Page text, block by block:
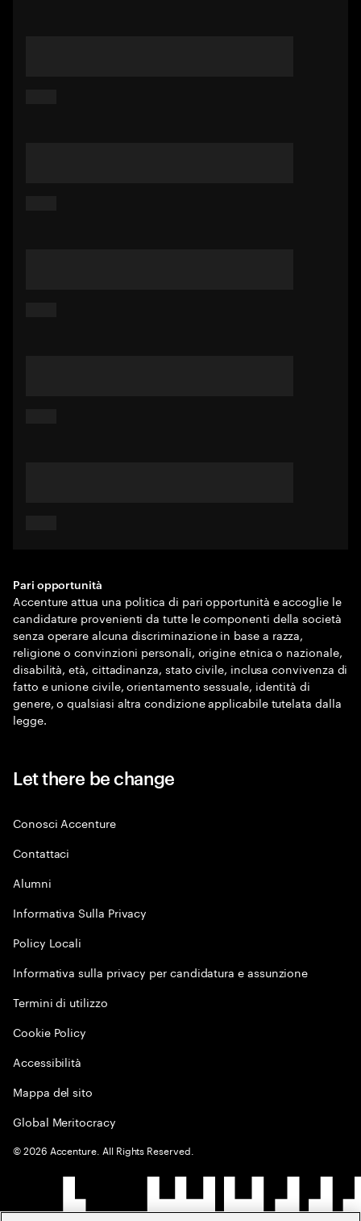
Pari opportunità
Accenture attua una politica di pari opportunità e accoglie le
candidature provenienti da tutte le componenti della società
senza operare alcuna discriminazione in base a razza,
religione o convinzioni personali, origine etnica o nazionale,
disabilità, età, cittadinanza, stato civile, inclusa convivenza di
fatto e unione civile, orientamento sessuale, identità di
genere, o qualsiasi altra condizione applicabile tutelata dalla
legge.
Let there be change
Conosci Accenture
Contattaci
Alumni
Informativa Sulla Privacy
Policy Locali
Informativa sulla privacy per candidatura e assunzione
Termini di utilizzo
Cookie Policy
Accessibilità
Mappa del sito
Global Meritocracy
©2026 Accenture. All Rights Reserved.